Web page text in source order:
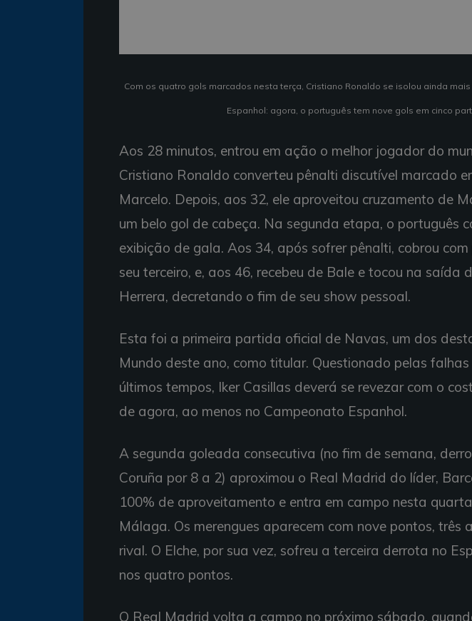
Com os quatro gols marcados nesta terça, Cristiano Ronaldo se isolou ainda
Espanhol: agora, o português tem nove gols em cinco
Aos 28 minutos, entrou em ação o melhor jogador do
Cristiano Ronaldo converteu pênalti discutível marcado
Marcelo. Depois, aos 32, ele aproveitou cruzamento de
um belo gol de cabeça. Na segunda etapa, o português
exibição de gala. Aos 34, após sofrer pênalti, cobrou
seu terceiro, e, aos 46, recebeu de Bale e tocou na saída
Herrera, decretando o fim de seu show pessoal.
Esta foi a primeira partida oficial de Navas, um dos
Mundo deste ano, como titular. Questionado pelas falhas
últimos tempos, Iker Casillas deverá se revezar com o
de agora, ao menos no Campeonato Espanhol.
A segunda goleada consecutiva (no fim de semana,
Coruña por 8 a 2) aproximou o Real Madrid do líder,
100% de aproveitamento e entra em campo nesta
Málaga. Os merengues aparecem com nove pontos, três
rival. O Elche, por sua vez, sofreu a terceira derrota no
nos quatro pontos.
O Real Madrid volta a campo no próximo sábado,